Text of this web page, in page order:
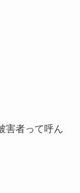
害者って呼ん